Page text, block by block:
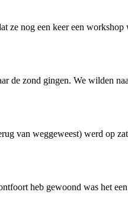
ze nog een keer een
de zond gingen. We wilden
van weggeweest) werd op
heb gewoond was het